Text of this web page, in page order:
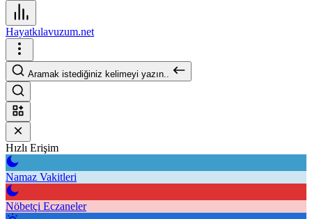
Hayatkılavuzum.net
Aramak istediğiniz kelimeyi yazın..
Hızlı Erişim
Namaz Vakitleri
Nöbetçi Eczaneler